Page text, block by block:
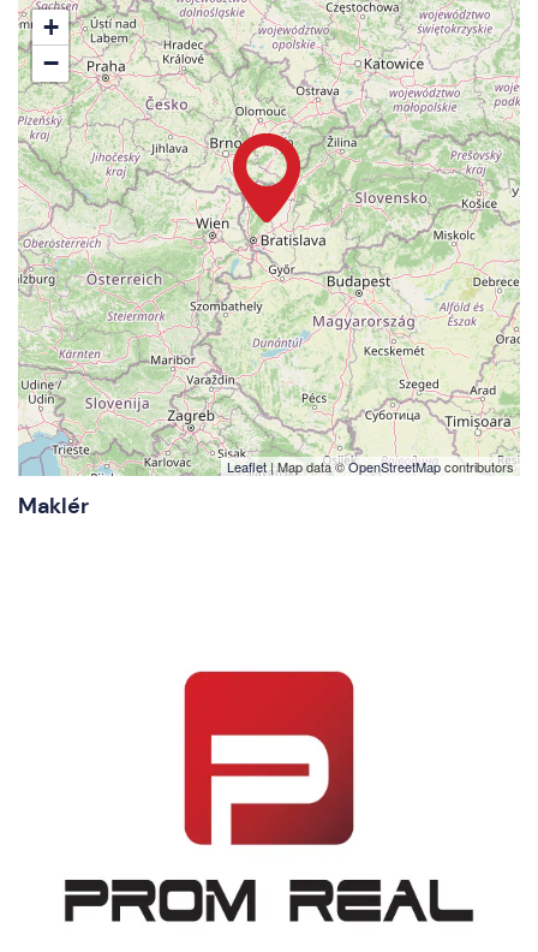
+
−
Leaflet| Map data ©OpenStreetMapcontributors
Maklér